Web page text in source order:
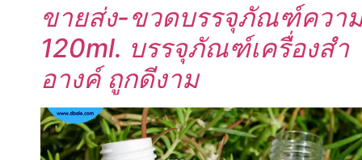
ขายส่ง-ขวดบรรจุภัณฑ์ควา
120ml. บรรจุภัณฑ์เครื่องสำ
อางค์ ถูกดีงาม